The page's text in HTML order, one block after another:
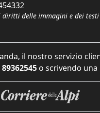
diritti delle immagini e dei testi
il nostro servizio
89362545 o scrivendo una